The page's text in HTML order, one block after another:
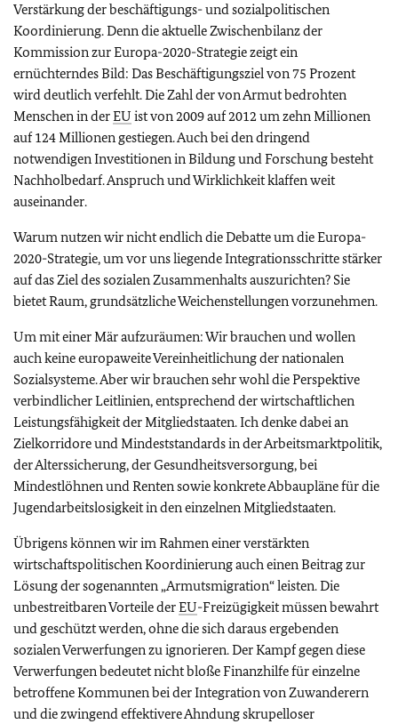
Verstärkung der beschäftigungs- und sozialpolitischen
Koordinierung. Denn die aktuelle Zwischenbilanz der
Kommission zur Europa-2020-Strategie zeigt ein
ernüchterndes Bild: Das Beschäftigungsziel von 75 Prozent
wird deutlich verfehlt. Die Zahl der von Armut bedrohten
Menschen in derEU ist von 2009 auf 2012 um zehn Millionen
auf 124 Millionen gestiegen. Auch bei den dringend
notwendigen Investitionen in Bildung und Forschung besteht
Nachholbedarf. Anspruch und Wirklichkeit klaffen weit
auseinander.
Warum nutzen wir nicht endlich die Debatte um die Europa-
2020-Strategie, um vor uns liegende Integrationsschritte stärker
auf das Ziel des sozialen Zusammenhalts auszurichten? Sie
bietet Raum, grundsätzliche Weichenstellungen vorzunehmen.
Um mit einer Mär aufzuräumen: Wir brauchen und wollen
auch keine europaweite Vereinheitlichung der nationalen
Sozialsysteme. Aber wir brauchen sehr wohl die Perspektive
verbindlicher Leitlinien, entsprechend der wirtschaftlichen
Leistungsfähigkeit der Mitgliedstaaten. Ich denke dabei an
Zielkorridore und Mindeststandards in der Arbeitsmarktpolitik,
der Alterssicherung, der Gesundheitsversorgung, bei
Mindestlöhnen und Renten sowie konkrete Abbaupläne für die
Jugendarbeitslosigkeit in den einzelnen Mitgliedstaaten.
Übrigens können wir im Rahmen einer verstärkten
wirtschaftspolitischen Koordinierung auch einen Beitrag zur
Lösung der sogenannten „Armutsmigration“ leisten. Die
unbestreitbaren Vorteile derEU-Freizügigkeit müssen bewahrt
und geschützt werden, ohne die sich daraus ergebenden
sozialen Verwerfungen zu ignorieren. Der Kampf gegen diese
Verwerfungen bedeutet nicht bloße Finanzhilfe für einzelne
betroffene Kommunen bei der Integration von Zuwanderern
und die zwingend effektivere Ahndung skrupelloser